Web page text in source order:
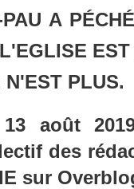
PAU A
N'EST PLUS.
août
des
sur